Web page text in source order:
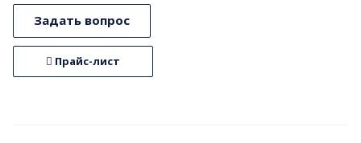
Задать вопрос
Прайс-лист